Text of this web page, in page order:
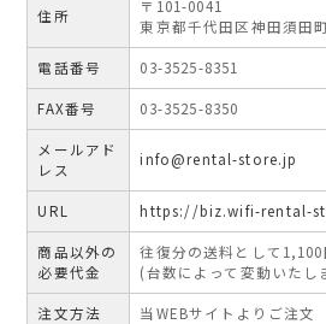
レンタル延長
お申し込み
TEL：03-3525-8351
MAIL：info@rental-store.jp
平日 10:00-19:00 土日祝11:00-
東京都千代田区神田須田町1-5 KS
住所
〒101-0041
東京都千代田区神田須田
電話番号 03-3525-8351
FAX番号 03-3525-8350
メールアド
レス
info@rental-store.jp
URL https://biz.wifi-rental-
商品以外の
必要代金
往復分の送料として1,100
(台数によって変動いたし
注文方法 当WEBサイトよりご注文